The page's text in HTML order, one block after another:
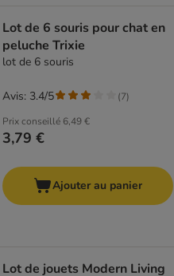
Lot de 6 souris pour chat en
peluche Trixie
lot de 6 souris
Prix conseillé 6,49 €
3,79 €
Avis: 3.4/5 (7)
Ajouter au panier
Lot de jouets Modern Living